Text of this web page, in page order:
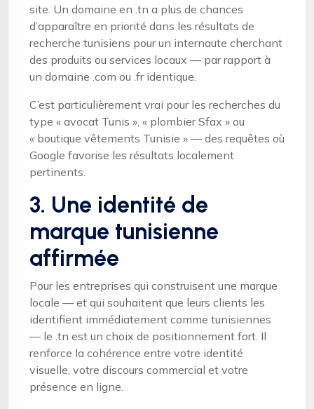
site. Un domaine en .tn a plus de chances
d’apparaître en priorité dans les résultats de
recherche tunisiens pour un internaute cherchant
des produits ou services locaux — par rapport à
un domaine .com ou .fr identique.
C’est particulièrement vrai pour les recherches du
type « avocat Tunis », « plombier Sfax » ou
« boutique vêtements Tunisie » — des requêtes où
Google favorise les résultats localement
pertinents.
3. Une identité de
marque tunisienne
affirmée
Pour les entreprises qui construisent une marque
locale — et qui souhaitent que leurs clients les
identifient immédiatement comme tunisiennes
— le .tn est un choix de positionnement fort. Il
renforce la cohérence entre votre identité
visuelle, votre discours commercial et votre
présence en ligne.